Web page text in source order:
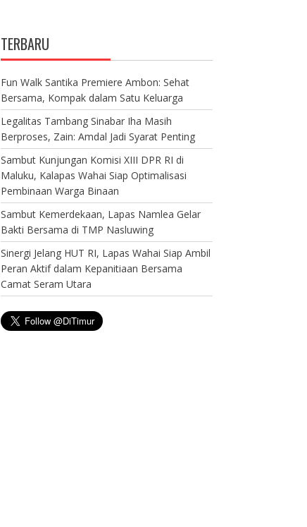
TERBARU
Fun Walk Santika Premiere Ambon: Sehat
Bersama, Kompak dalam Satu Keluarga
Legalitas Tambang Sinabar Iha Masih
Berproses, Zain: Amdal Jadi Syarat Penting
Sambut Kunjungan Komisi XIII DPR RI di
Maluku, Kalapas Wahai Siap Optimalisasi
Pembinaan Warga Binaan
Sambut Kemerdekaan, Lapas Namlea Gelar
Bakti Bersama di TMP Nasluwing
Sinergi Jelang HUT RI, Lapas Wahai Siap Ambil
Peran Aktif dalam Kepanitiaan Bersama
Camat Seram Utara